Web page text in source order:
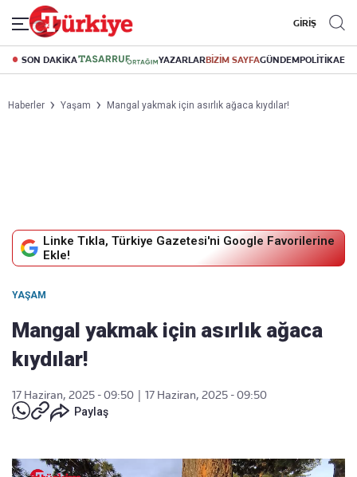
GİRİŞ
SON DAKİKA YAZARLARBİZİM SAYFAGÜNDEMPOLİTİKA
Haberler Yaşam Mangal yakmak için asırlık ağaca kıydılar!
Linke Tıkla, Türkiye Gazetesi'ni Google Favorilerine
Ekle!
YAŞAM
Mangal yakmak için asırlık ağaca
kıydılar!
17 Haziran, 2025 - 09:50
17 Haziran, 2025 - 09:50
Paylaş